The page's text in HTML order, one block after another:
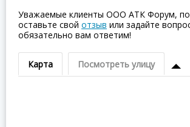
Уважаемые клиенты ООО АТК Форум,
оставьте свой отзыв или задайте
обязательно вам ответим!
Карта Посмотреть улицу